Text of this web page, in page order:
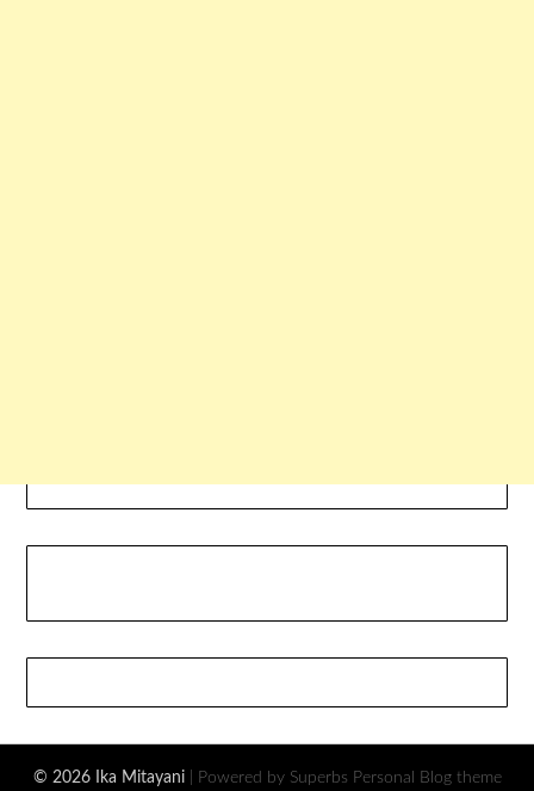
© 2026 Ika Mitayani | Powered by Superbs Personal Blog theme